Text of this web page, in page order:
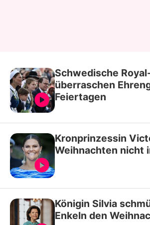
Schwedische
überraschen
Feiertagen
Kronprinzessin
Weihnachten nicht
Königin Silvia
Enkeln den